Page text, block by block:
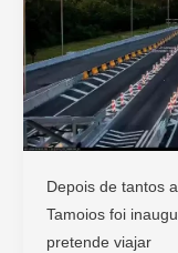
Viajar
Depois de tantos
Tamoios foi
pretende viajar